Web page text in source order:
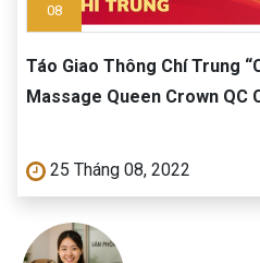
08
Táo Giao Thông Chí Trung
Massage Queen Crown QC
25 Tháng 08, 2022